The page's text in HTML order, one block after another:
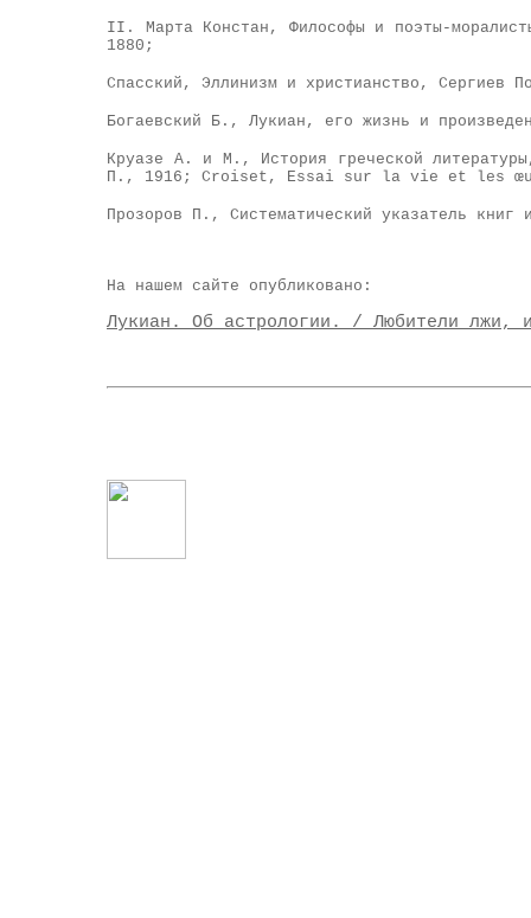
II. Марта Констан, Философы и поэты-
1880;
Спасский, Эллинизм и христианство, Сергиев
Богаевский Б., Лукиан, его жизнь и
Круазе А. и М., История греческой
П., 1916; Croiset, Essai sur la vie et les
Прозоров П., Систематический указатель
На нашем сайте опубликовано:
Лукиан. Об астрологии. / Любители лжи,